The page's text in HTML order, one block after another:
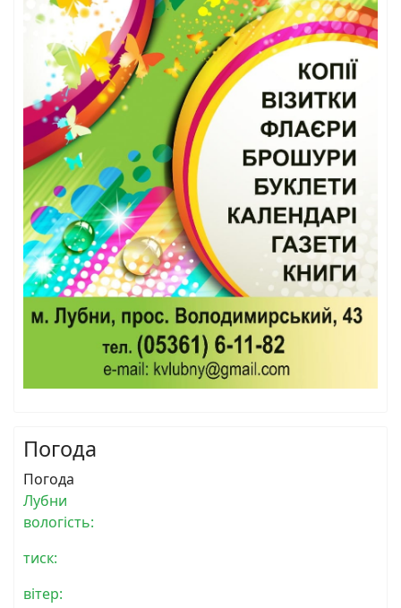
Погода
Погода
Лубни
вологість:
тиск:
вітер: